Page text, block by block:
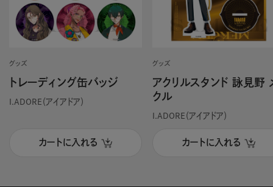
グッズ
トレーディング缶バッジ
I.ADORE（アイアドア）
カートに入れる
グッズ
アクリルスタンド 詠見野
クル
I.ADORE（アイアドア）
カートに入れる